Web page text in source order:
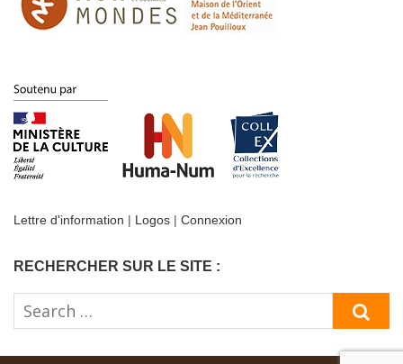
Lettre d'information | Logos | Connexion
RECHERCHER SUR LE SITE :
Search